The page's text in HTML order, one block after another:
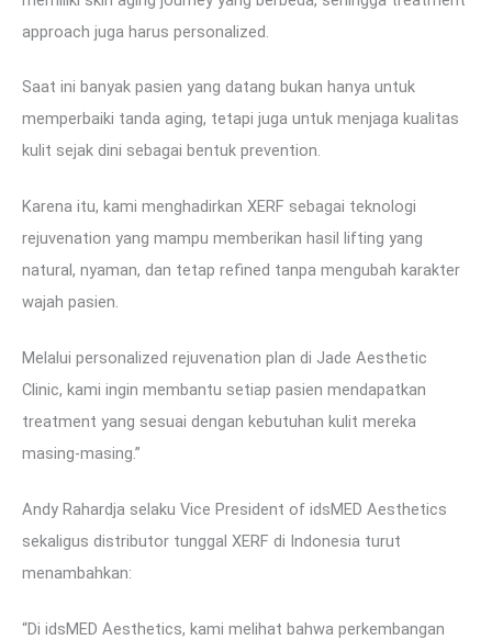
approach juga harus personalized.
Saat ini banyak pasien yang datang bukan hanya untuk
memperbaiki tanda aging, tetapi juga untuk menjaga kualitas
kulit sejak dini sebagai bentuk prevention.
Karena itu, kami menghadirkan XERF sebagai teknologi
rejuvenation yang mampu memberikan hasil lifting yang
natural, nyaman, dan tetap refined tanpa mengubah karakter
wajah pasien.
Melalui personalized rejuvenation plan di Jade Aesthetic
Clinic, kami ingin membantu setiap pasien mendapatkan
treatment yang sesuai dengan kebutuhan kulit mereka
masing-masing.”
Andy Rahardja selaku Vice President of idsMED Aesthetics
sekaligus distributor tunggal XERF di Indonesia turut
menambahkan:
“Di idsMED Aesthetics, kami melihat bahwa perkembangan